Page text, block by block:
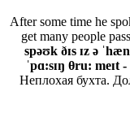
After some time he
get many people
spəʊk ðɪs ɪz ə
ˈpɑ:sɪŋ θru: meɪt -
Неплохая бухта.